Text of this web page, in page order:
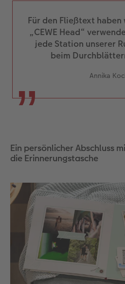
Für den Fließtext
„CEWE Head“
jede Station unserer
beim
Annika
Ein persönlicher Abschluss
die Erinnerungstasche